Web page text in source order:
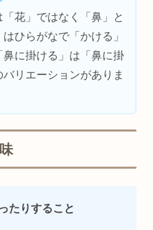
「花」ではなく「鼻」と
ひらがなで「かける」
に掛ける」は「鼻に掛
リエーションがありま
たりすること